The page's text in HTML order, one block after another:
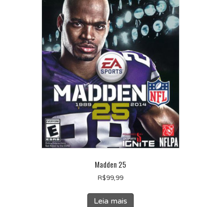
Madden 25
R$99,99
Leia mais